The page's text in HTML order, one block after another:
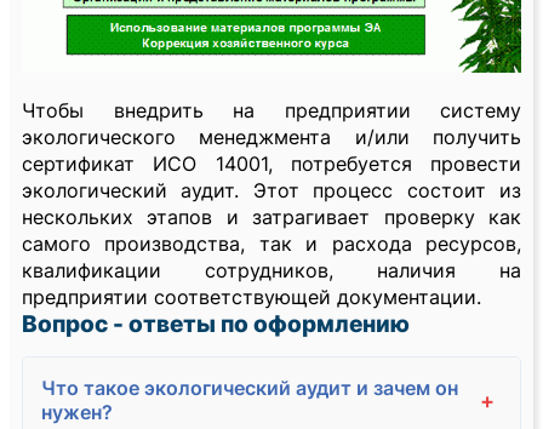
Чтобы внедрить на предприятии систему
экологического менеджмента и/или получить
сертификат ИСО 14001, потребуется провести
экологический аудит. Этот процесс состоит из
нескольких этапов и затрагивает проверку как
самого производства, так и расхода ресурсов,
квалификации сотрудников, наличия на
предприятии соответствующей документации.
Вопрос - ответы по оформлению
Что такое экологический аудит и зачем он
нужен?
+